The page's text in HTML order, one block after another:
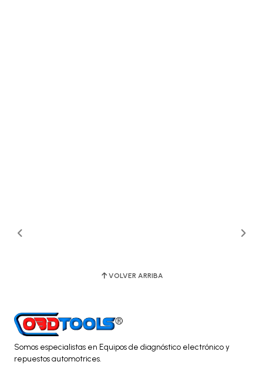
VOLVER ARRIBA
Somos especialistas en Equipos de diagnóstico electrónico y
repuestos automotrices.